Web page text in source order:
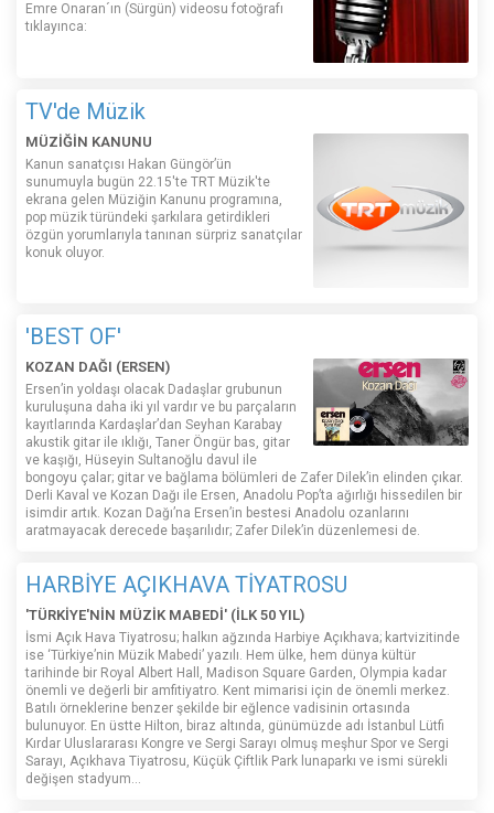
Emre Onaran´ın (Sürgün) videosu fotoğrafı
tıklayınca:
TV'de Müzik
MÜZİĞİN KANUNU
Kanun sanatçısı Hakan Güngör’ün
sunumuyla bugün 22.15'te TRT Müzik'te
ekrana gelen Müziğin Kanunu programına,
pop müzik türündeki şarkılara getirdikleri
özgün yorumlarıyla tanınan sürpriz sanatçılar
konuk oluyor.
'BEST OF'
KOZAN DAĞI (ERSEN)
Ersen’in yoldaşı olacak Dadaşlar grubunun
kuruluşuna daha iki yıl vardır ve bu parçaların
kayıtlarında Kardaşlar’dan Seyhan Karabay
akustik gitar ile ıklığı, Taner Öngür bas, gitar
ve kaşığı, Hüseyin Sultanoğlu davul ile
bongoyu çalar; gitar ve bağlama bölümleri de Zafer Dilek’in elinden çıkar.
Derli Kaval ve Kozan Dağı ile Ersen, Anadolu Pop’ta ağırlığı hissedilen bir
isimdir artık. Kozan Dağı’na Ersen’in bestesi Anadolu ozanlarını
aratmayacak derecede başarılıdır; Zafer Dilek’in düzenlemesi de.
HARBİYE AÇIKHAVA TİYATROSU
'TÜRKİYE'NİN MÜZİK MABEDİ' (İLK 50 YIL)
İsmi Açık Hava Tiyatrosu; halkın ağzında Harbiye Açıkhava; kartvizitinde
ise ‘Türkiye’nin Müzik Mabedi’ yazılı. Hem ülke, hem dünya kültür
tarihinde bir Royal Albert Hall, Madison Square Garden, Olympia kadar
önemli ve değerli bir amfitiyatro. Kent mimarisi için de önemli merkez.
Batılı örneklerine benzer şekilde bir eğlence vadisinin ortasında
bulunuyor. En üstte Hilton, biraz altında, günümüzde adı İstanbul Lütfi
Kırdar Uluslararası Kongre ve Sergi Sarayı olmuş meşhur Spor ve Sergi
Sarayı, Açıkhava Tiyatrosu, Küçük Çiftlik Park lunaparkı ve ismi sürekli
değişen stadyum…